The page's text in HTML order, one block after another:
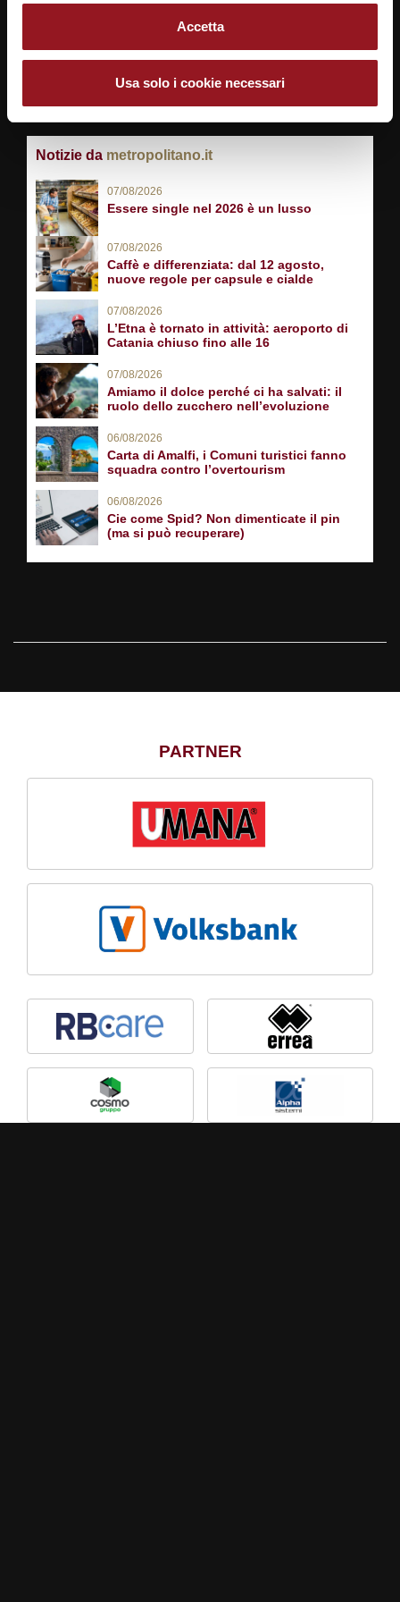
Accetta
Usa solo i cookie necessari
SEGUICI SU
Notizie da metropolitano.it
07/08/2026
Essere single nel 2026 è un lusso
07/08/2026
Caffè e differenziata: dal 12 agosto,
nuove regole per capsule e cialde
07/08/2026
L’Etna è tornato in attività: aeroporto di
Catania chiuso fino alle 16
07/08/2026
Amiamo il dolce perché ci ha salvati: il
ruolo dello zucchero nell’evoluzione
06/08/2026
Carta di Amalfi, i Comuni turistici fanno
squadra contro l’overtourism
06/08/2026
Cie come Spid? Non dimenticate il pin
(ma si può recuperare)
PARTNER